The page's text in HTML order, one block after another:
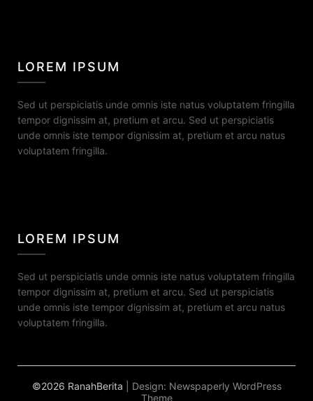
LOREM IPSUM
Sed ut perspiciatis unde omnis iste natus voluptatem fringilla
tempor dignissim at, pretium et arcu. Sed ut perspiciatis
unde omnis iste tempor dignissim at, pretium et arcu natus
voluptatem fringilla.
LOREM IPSUM
Sed ut perspiciatis unde omnis iste natus voluptatem fringilla
tempor dignissim at, pretium et arcu. Sed ut perspiciatis
unde omnis iste tempor dignissim at, pretium et arcu natus
voluptatem fringilla.
©2026 RanahBerita | Design: Newspaperly WordPress
Theme